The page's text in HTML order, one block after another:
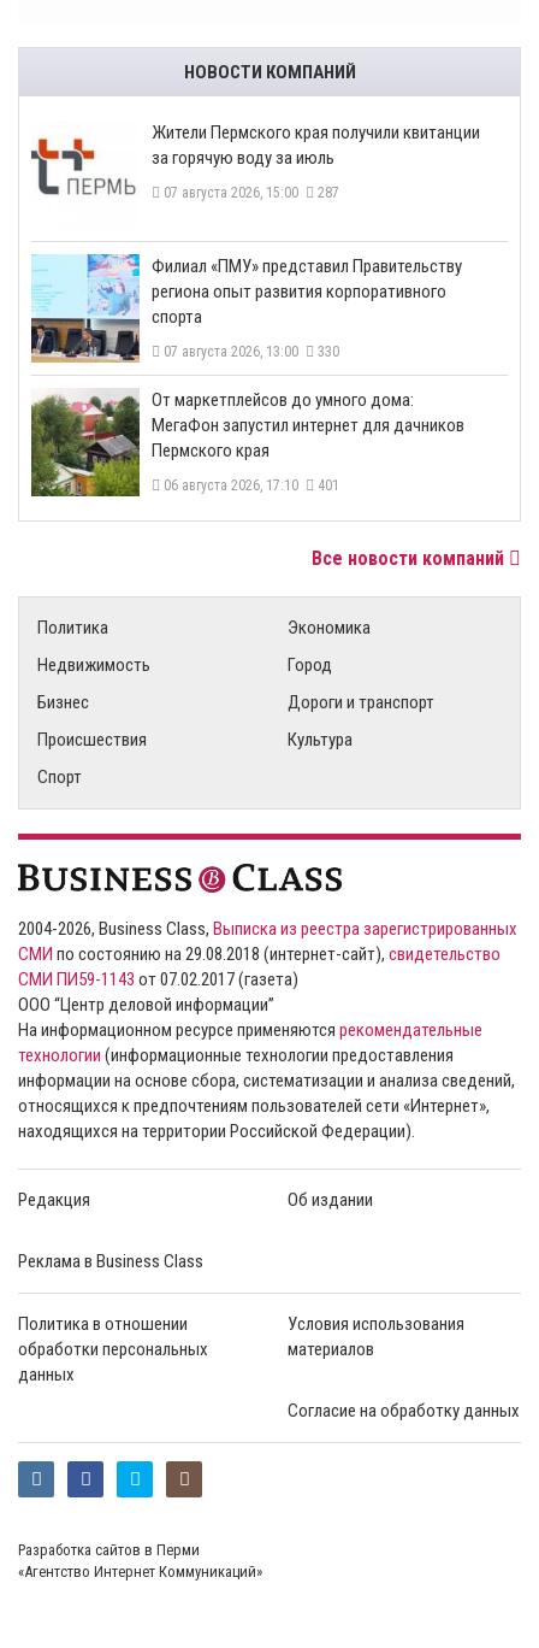
НОВОСТИ КОМПАНИЙ
​Жители Пермского края получили квитанции
за горячую воду за июль
07 августа 2026, 15:00 287
​Филиал «ПМУ» представил Правительству
региона опыт развития корпоративного
спорта
07 августа 2026, 13:00 330
От маркетплейсов до умного дома:
МегаФон запустил интернет для дачников
Пермского края
06 августа 2026, 17:10 401
Все новости компаний
Политика
Экономика
Недвижимость
Город
Бизнес
Дороги и транспорт
Происшествия
Культура
Спорт
2004-2026, Business Class, Выписка из реестра зарегистрированных
СМИ по состоянию на 29.08.2018 (интернет-сайт), свидетельство
СМИ ПИ59-1143 от 07.02.2017 (газета)
ООО “Центр деловой информации”
На информационном ресурсе применяются рекомендательные
технологии (информационные технологии предоставления
информации на основе сбора, систематизации и анализа сведений,
относящихся к предпочтениям пользователей сети «Интернет»,
находящихся на территории Российской Федерации).
Редакция Об издании
Реклама в Business Class
Политика в отношении
обработки персональных
данных
Условия использования
материалов
Согласие на обработку данных
Разработка сайтов в Перми
«Агентство Интернет Коммуникаций»